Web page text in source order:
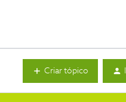
Criar tópico